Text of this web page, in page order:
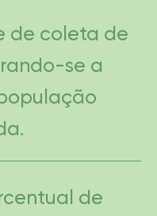
de coleta de
se a
de